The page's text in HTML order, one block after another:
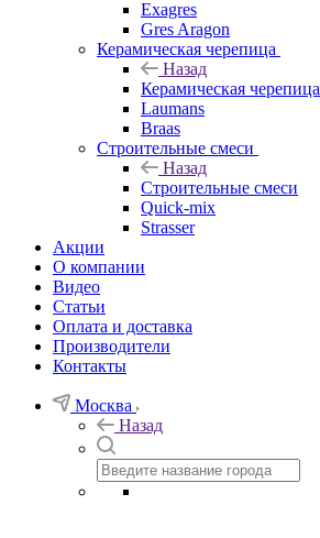
Exagres
Gres Aragon
Керамическая черепица
Назад
Керамическая черепица
Laumans
Braas
Строительные смеси
Назад
Строительные смеси
Quick-mix
Strasser
Акции
О компании
Видео
Статьи
Оплата и доставка
Производители
Контакты
Москва
Назад